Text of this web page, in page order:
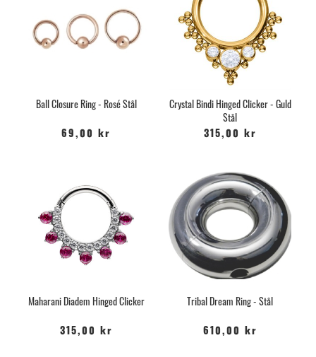
Ball Closure Ring - Rosé Stål
69,00 kr
Crystal Bindi Hinged Clicker - Guld
Stål
315,00 kr
Maharani Diadem Hinged Clicker
315,00 kr
Tribal Dream Ring - Stål
610,00 kr